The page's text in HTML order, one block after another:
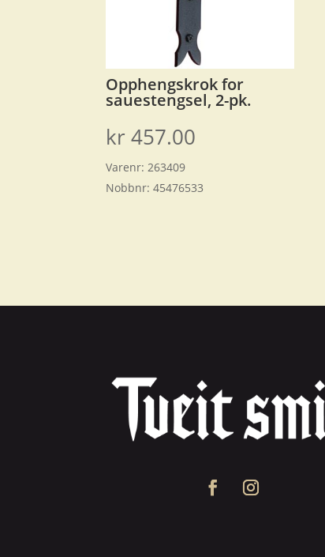
Opphengskrok for
sauestengsel, 2-pk.
kr 457.00
Varenr: 263409
Nobbnr:45476533